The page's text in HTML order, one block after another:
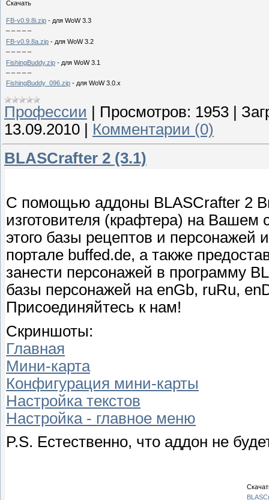
Скачать
FB-v0.9.8i.zip - для WoW 3.3
FB-v0.9.8a.zip - для WoW 3.2
FishingBuddy.zip - для WoW 3.1
FishingBuddy_096.zip - для WoW 3.0.x
Профессии Просмотров: 1953
13.09.2010
Комментарии (0)
BLASCrafter 2 (3.1)
С помощью аддоны BLASCrafter 2
изготовителя (крафтера) на
этого базы рецептов и персонажей
портале buffed.de, а также
занести персонажей в программу
базы персонажей на enGb, ruRu,
Присоединяйтесь к нам!
Скриншоты:
Главная
Мини-карта
Конфигурация мини-карты
Настройка текстов
Настройка - главное меню
P.S. Естественно, что аддон не